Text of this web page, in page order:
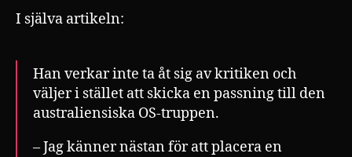
I själva artikeln:
Han verkar inte ta åt sig av kritiken och
väljer i stället att skicka en passning till den
australiensiska OS-truppen.
– Jag känner nästan för att placera en